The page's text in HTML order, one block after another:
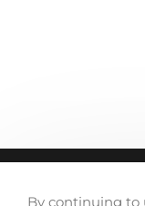
By continuing to